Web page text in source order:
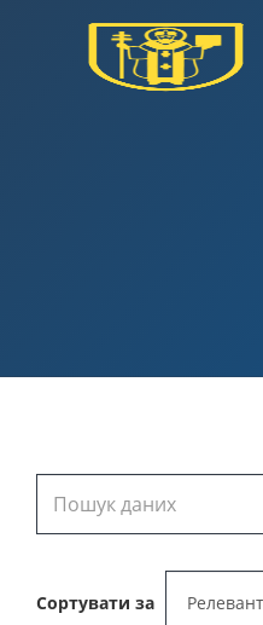
Сортувати за